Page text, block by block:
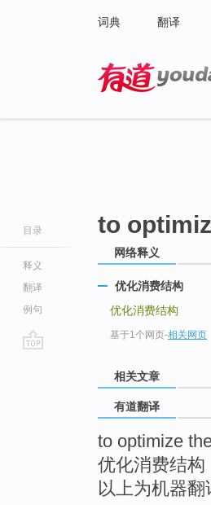
词典 翻译
目录
释义
翻译
例句
to
网络释义
优化消费结构
优化消费结构
基于1个网页-相关网页
相关文章
有道翻译
to optimize
优化消费结构
以上为机器